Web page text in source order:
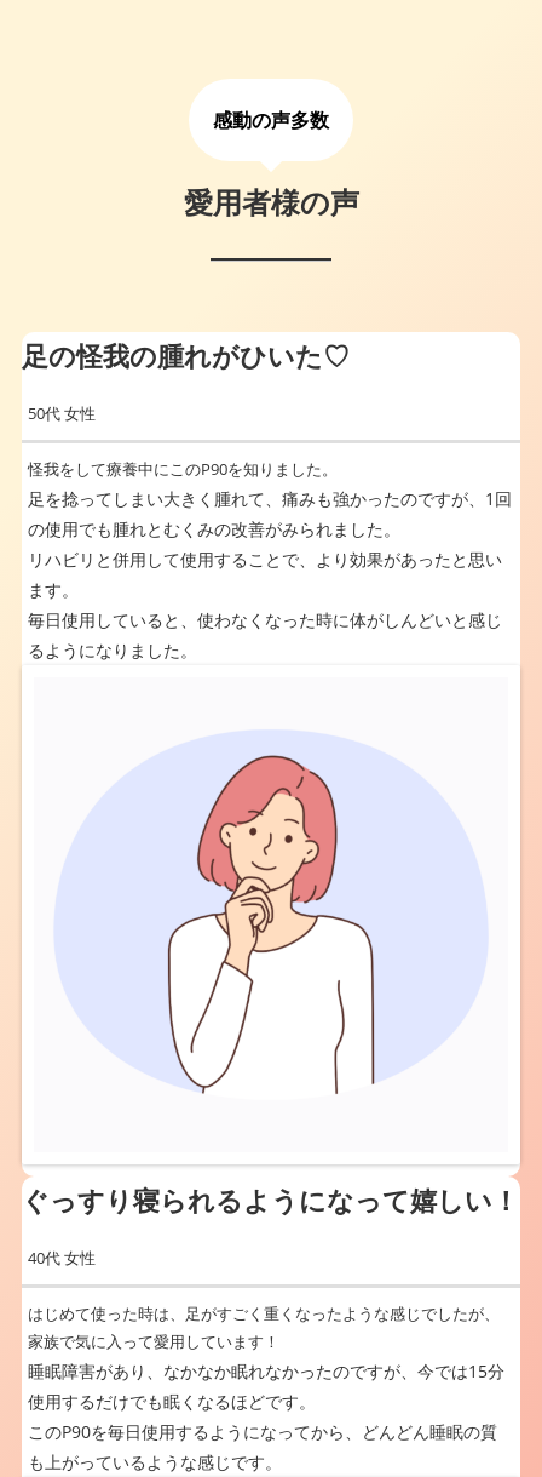
感動の声多数
愛用者様の声
足の怪我の腫れがひいた♡
50代 女性
怪我をして療養中にこのP90を知りました。
足を捻ってしまい大きく腫れて、痛みも強かったのですが、1回
の使用でも腫れとむくみの改善がみられました。
リハビリと併用して使用することで、より効果があったと思い
ます。
毎日使用していると、使わなくなった時に体がしんどいと感じ
るようになりました。
ぐっすり寝られるようになって嬉しい！
40代 女性
はじめて使った時は、足がすごく重くなったような感じでしたが、
家族で気に入って愛用しています！
睡眠障害があり、なかなか眠れなかったのですが、今では15分
使用するだけでも眠くなるほどです。
このP90を毎日使用するようになってから、どんどん睡眠の質
も上がっているような感じです。